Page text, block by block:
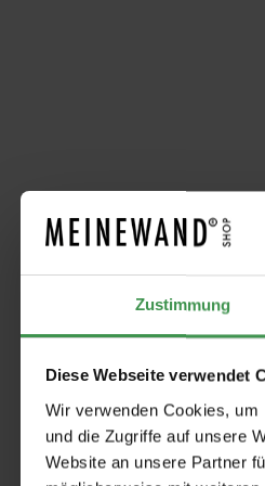
Zustimmung
Diese Webseite verwendet
Wir verwenden Cookies,
und die Zugriffe auf unsere
Website an unsere Partner